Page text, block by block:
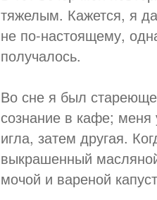
тяжелым. Кажется, я
не по-настоящему,
получалось.
Во сне я был
сознание в кафе;
игла, затем другая.
выкрашенный
мочой и вареной